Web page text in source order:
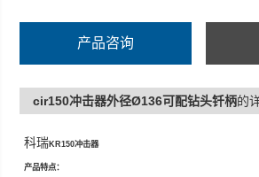
M76×10×3Φ98-6KR150-150/175
/240/250
产品咨询
cir150冲击器外径Ø136可配钻头钎柄的
科瑞KR150冲击器
产品特点：